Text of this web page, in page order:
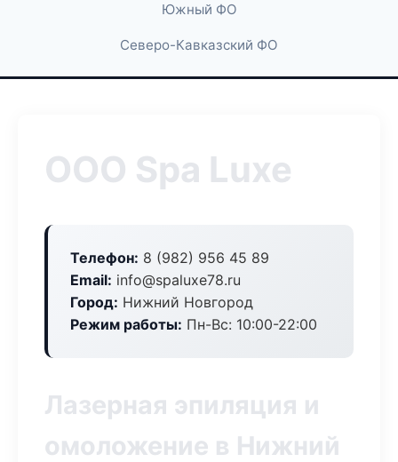
Южный ФО
Северо-Кавказский ФО
ООО Spa Luxe
Телефон: 8 (982) 956 45 89
Email: info@spaluxe78.ru
Город: Нижний Новгород
Режим работы: Пн-Вс: 10:00-22:00
Лазерная эпиляция и
омоложение в Нижний